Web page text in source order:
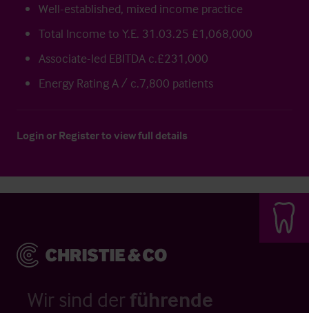
Well-established, mixed income practice
Total Income to Y.E. 31.03.25 £1,068,000
Associate-led EBITDA c.£231,000
Energy Rating A / c.7,800 patients
Login or Registerto view full details
Wir sind der führende